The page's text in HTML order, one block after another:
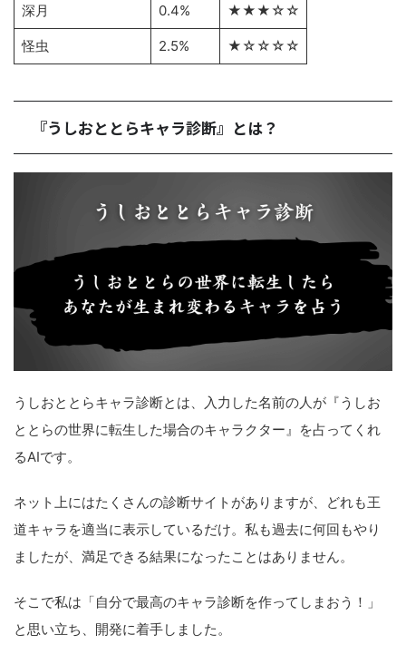
深月 0.4% ★★★☆☆
怪虫 2.5% ★☆☆☆☆
『うしおととらキャラ診断』とは？
うしおととらキャラ診断とは、入力した名前の人が『うしお
ととらの世界に転生した場合のキャラクター』を占ってくれ
るAIです。
ネット上にはたくさんの診断サイトがありますが、どれも王
道キャラを適当に表示しているだけ。私も過去に何回もやり
ましたが、満足できる結果になったことはありません。
そこで私は「自分で最高のキャラ診断を作ってしまおう！」
と思い立ち、開発に着手しました。